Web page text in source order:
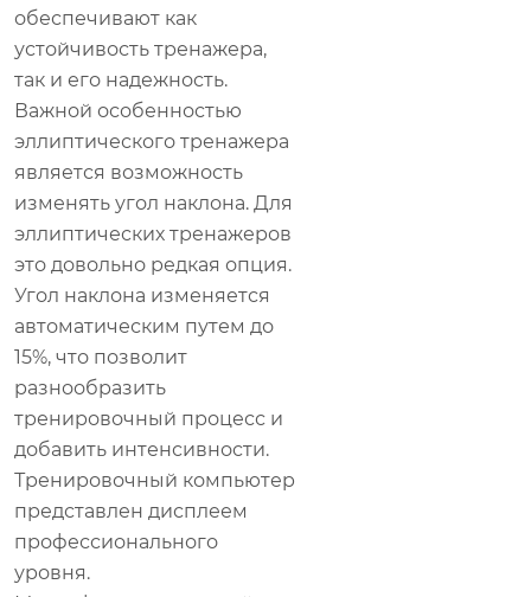
обеспечивают как
устойчивость тренажера,
так и его надежность.
Важной особенностью
эллиптического тренажера
является возможность
изменять угол наклона. Для
эллиптических тренажеров
это довольно редкая опция.
Угол наклона изменяется
автоматическим путем до
15%, что позволит
разнообразить
тренировочный процесс и
добавить интенсивности.
Тренировочный компьютер
представлен дисплеем
профессионального
уровня.